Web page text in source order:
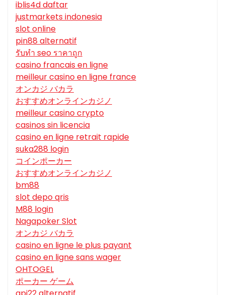
iblis4d daftar
justmarkets indonesia
slot online
pin88 alternatif
รับทํา seo ราคาถูก
casino francais en ligne
meilleur casino en ligne france
オンカジ バカラ
おすすめオンラインカジノ
meilleur casino crypto
casinos sin licencia
casino en ligne retrait rapide
suka288 login
コインポーカー
おすすめオンラインカジノ
bm88
slot depo qris
M88 login
Nagapoker Slot
オンカジ バカラ
casino en ligne le plus payant
casino en ligne sans wager
OHTOGEL
ポーカー ゲーム